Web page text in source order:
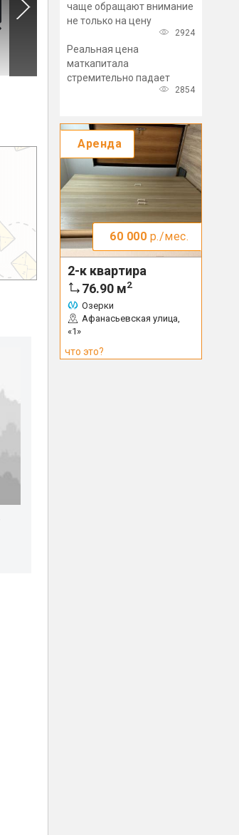
чаще обращают внимание
не только на цену
2924
Реальная цена
маткапитала
стремительно падает
2854
Аренда
60 000 р./мес.
2-к квартира
76.90 м2
Озерки
Афанасьевская улица,
«1»
что это?